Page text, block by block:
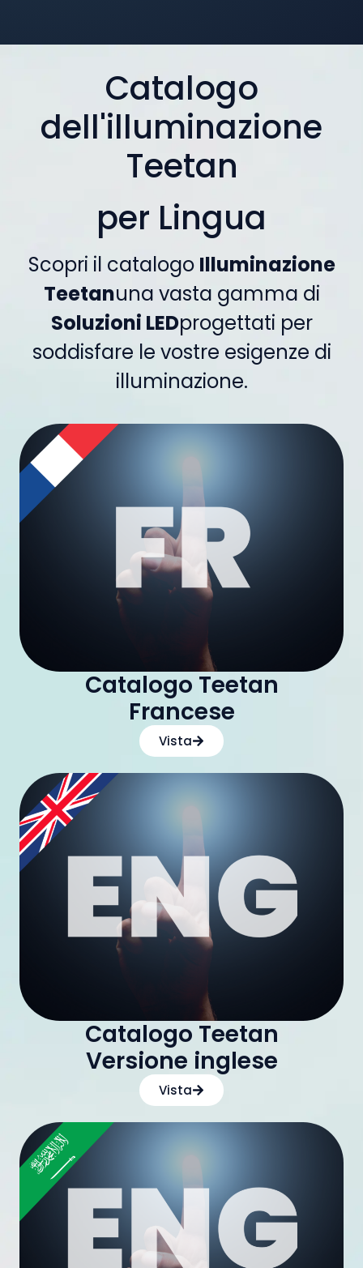
Catalogo
dell'illuminazione
Teetan
per Lingua
Scopri il catalogo Illuminazione
Teetanuna vasta gamma di
Soluzioni LEDprogettati per
soddisfare le vostre esigenze di
illuminazione.
Catalogo Teetan
Francese
Vista
Catalogo Teetan
Versione inglese
Vista